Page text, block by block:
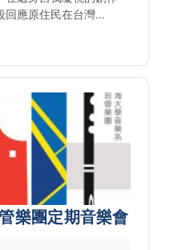
回應原住民在台灣...
樂團定期音樂會